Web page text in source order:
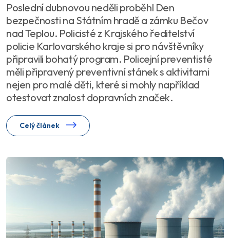
Poslední dubnovou neděli proběhl Den
bezpečnosti na Státním hradě a zámku Bečov
nad Teplou. Policisté z Krajského ředitelství
policie Karlovarského kraje si pro návštěvníky
připravili bohatý program. Policejní preventisté
měli připravený preventivní stánek s aktivitami
nejen pro malé děti, které si mohly například
otestovat znalost dopravních značek.
Celý článek